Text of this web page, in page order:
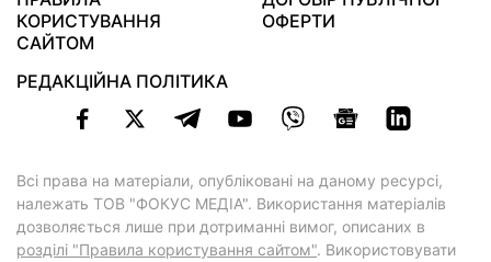
КОРИСТУВАННЯ
САЙТОМ
ОФЕРТИ
РЕДАКЦІЙНА ПОЛІТИКА
Всі права на матеріали, опубліковані на даному ресурсі,
належать ТОВ "ФОКУС МЕДІА". Використання матеріалів
дозволяється лише при дотриманні вимог, описаних в
розділі "Правила користування сайтом". Використовувати